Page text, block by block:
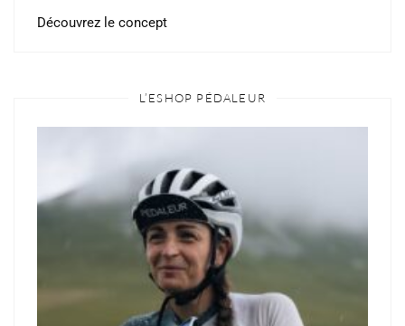
Découvrez le concept
L’ESHOP PÉDALEUR